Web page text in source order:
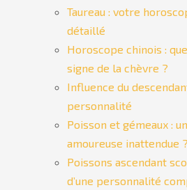
Taureau : votre
détaillé
Horoscope chinois :
signe de la chèvre ?
Influence du
personnalité
Poisson et gémeaux :
amoureuse inattendue ?
Poissons ascendant
d’une personnalité